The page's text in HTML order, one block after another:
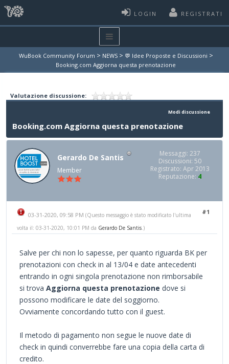
LOGIN REGISTRATI
WuBook Community Forum > NEWS > 💬 Idee Proposte e Discussioni >
Booking.com Aggiorna questa prenotazione
Valutazione discussione:
Modi discussione
Booking.com Aggiorna questa prenotazione
Gerardo De Santis
Member
Messaggi: 237
Discussioni: 50
Registrato: Apr 2013
Reputazione: 4
#1
03-31-2020, 09:58 PM (Questo messaggio è stato modificato l'ultima
volta il: 03-31-2020, 10:01 PM da Gerardo De Santis .)
Salve per chi non lo sapesse, per quanto riguarda BK per
prenotazioni con check in al 13/04 e date antecedenti
entrando in ogni singola prenotazione non rimborsabile
si trova Aggiorna questa prenotazione dove si
possono modificare le date del soggiorno.
Ovviamente concordando tutto con il guest.
Il metodo di pagamento non segue le nuove date di
check in quindi converrebbe fare una copia della carta di
credito.